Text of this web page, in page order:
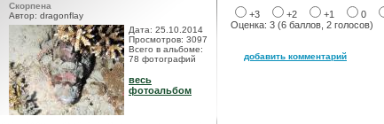
Скорпена
Автор: dragonflay
Дата: 25.10.2014
Просмотров: 3097
Всего в альбоме:
78 фотографий
весь
фотоальбом
+3 +2 +1 0
Оценка: 3 (6 баллов, 2 голосов)
добавить комментарий